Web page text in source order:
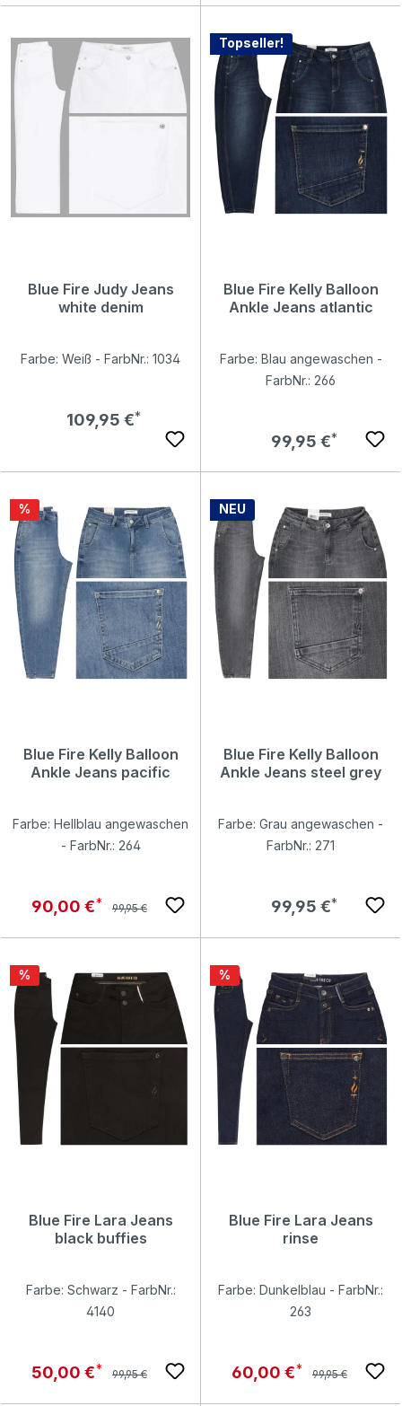
Blue Fire Judy Jeans
white denim
Farbe: Weiß - FarbNr.: 1034
Regulärer Preis:
109,95 €
Topseller!
Blue Fire Kelly Balloon
Ankle Jeans atlantic
Farbe: Blau angewaschen -
FarbNr.: 266
Regulärer Preis:
99,95 €
Rabatt
%
Blue Fire Kelly Balloon
Ankle Jeans pacific
Farbe: Hellblau angewaschen
- FarbNr.: 264
Verkaufspreis:
90,00 € Regulärer Preis:
99,95 €
NEU
Blue Fire Kelly Balloon
Ankle Jeans steel grey
Farbe: Grau angewaschen -
FarbNr.: 271
Regulärer Preis:
99,95 €
Rabatt
%
Blue Fire Lara Jeans
black buffies
Farbe: Schwarz - FarbNr.:
4140
Verkaufspreis:
50,00 € Regulärer Preis:
99,95 €
Rabatt
%
Blue Fire Lara Jeans
rinse
Farbe: Dunkelblau - FarbNr.:
263
Verkaufspreis:
60,00 € Regulärer Preis:
99,95 €